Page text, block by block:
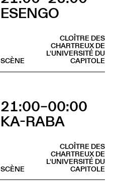
ESENGO
CLOÎTRE DES
CHARTREUX DE
L'UNIVERSITÉ DU
CAPITOLE
SCÈNE
21:00–00:00
KA-RABA
CLOÎTRE DES
CHARTREUX DE
L'UNIVERSITÉ DU
CAPITOLE
SCÈNE